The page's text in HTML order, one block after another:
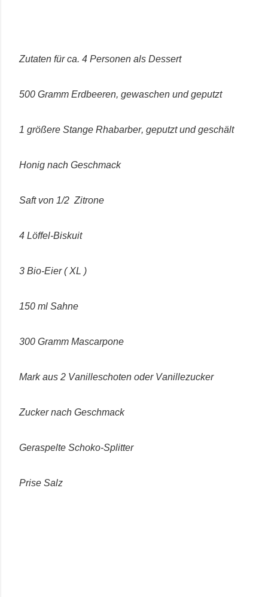
Zutaten für ca. 4 Personen als Dessert
500 Gramm Erdbeeren, gewaschen und geputzt
1 größere Stange Rhabarber, geputzt und geschält
Honig nach Geschmack
Saft von 1/2 Zitrone
4 Löffel-Biskuit
3 Bio-Eier ( XL )
150 ml Sahne
300 Gramm Mascarpone
Mark aus 2 Vanilleschoten oder Vanillezucker
Zucker nach Geschmack
Geraspelte Schoko-Splitter
Prise Salz